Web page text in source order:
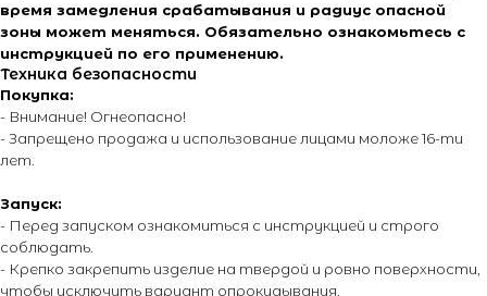
время замедления срабатывания и радиус опасной
зоны может меняться. Обязательно ознакомьтесь с
инструкцией по его применению.
Техника безопасности
Покупка:
- Внимание! Огнеопасно!
- Запрещено продажа и использование лицами моложе 16-ти
лет.
Запуск:
- Перед запуском ознакомиться с инструкцией и строго
соблюдать.
- Крепко закрепить изделие на твердой и ровно поверхности,
чтобы исключить вариант опрокидывания.
Адрес офиса:
г. Москва, ул. Тимирязевская, д. 2/3